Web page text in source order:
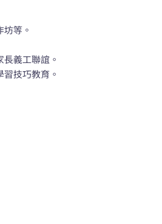
坊等。
義工聯誼。
技巧教育。